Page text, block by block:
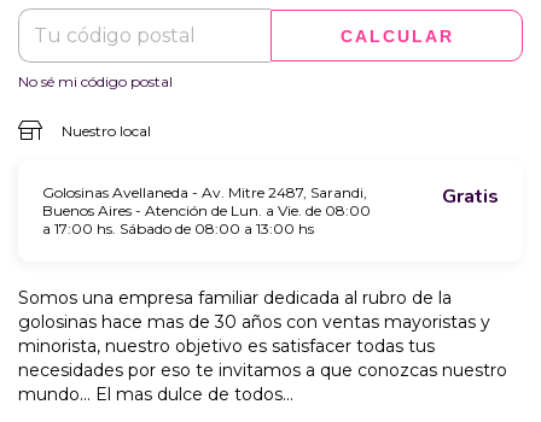
CALCULAR
No sé mi código postal
Nuestro local
Golosinas Avellaneda - Av. Mitre 2487, Sarandi,
Buenos Aires - Atención de Lun. a Vie. de 08:00
a 17:00 hs. Sábado de 08:00 a 13:00 hs
Gratis
Somos una empresa familiar dedicada al rubro de la
golosinas hace mas de 30 años con ventas mayoristas y
minorista, nuestro objetivo es satisfacer todas tus
necesidades por eso te invitamos a que conozcas nuestro
mundo... El mas dulce de todos...